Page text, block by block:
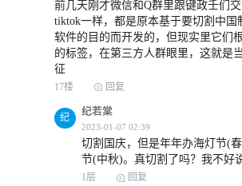
前几天刚才微信和Q群里跟键政壬们
tiktok一样，都是原本基于要切割中国
软件的目的而开发的，但现实里它们
的标签，在第三方人群眼里，这就是
征
17楼 回复
纪
纪若棠
切割国庆，但是年年办海灯节(
节(中秋)。真切割了吗？我不好
1层 回复